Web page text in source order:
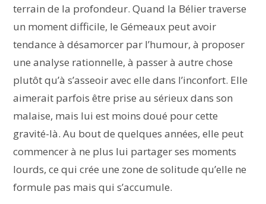
terrain de la profondeur. Quand la Bélier traverse
un moment difficile, le Gémeaux peut avoir
tendance à désamorcer par l’humour, à proposer
une analyse rationnelle, à passer à autre chose
plutôt qu’à s’asseoir avec elle dans l’inconfort. Elle
aimerait parfois être prise au sérieux dans son
malaise, mais lui est moins doué pour cette
gravité-là. Au bout de quelques années, elle peut
commencer à ne plus lui partager ses moments
lourds, ce qui crée une zone de solitude qu’elle ne
formule pas mais qui s’accumule.